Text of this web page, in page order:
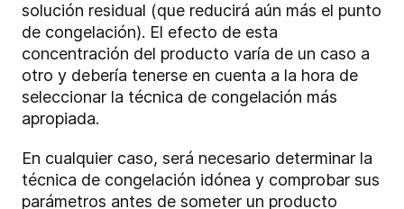
solución residual (que reducirá aún más el punto
de congelación). El efecto de esta
concentración del producto varía de un caso a
otro y debería tenerse en cuenta a la hora de
seleccionar la técnica de congelación más
apropiada.
En cualquier caso, será necesario determinar la
técnica de congelación idónea y comprobar sus
parámetros antes de someter un producto